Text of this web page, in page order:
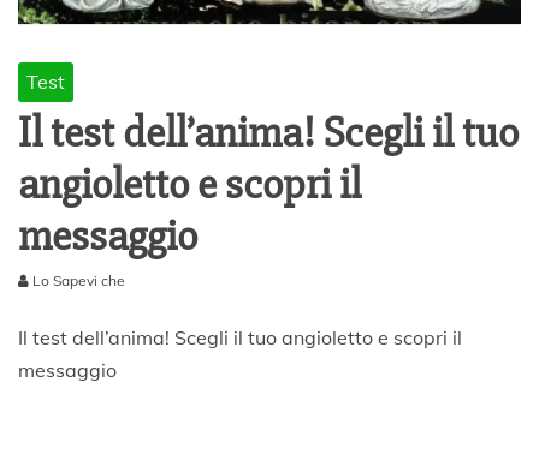
Test
Il test dell’anima! Scegli il tuo
angioletto e scopri il
messaggio
G
u
Lo Sapevi che
Il test dell’anima! Scegli il tuo angioletto e scopri il
messaggio